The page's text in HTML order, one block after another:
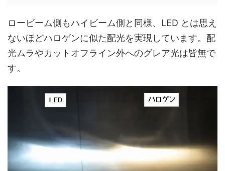
ロービーム側もハイビーム側と同様、LED とは思え
ないほどハロゲンに似た配光を実現しています。配
光ムラやカットオフライン外へのグレア光は皆無で
す。